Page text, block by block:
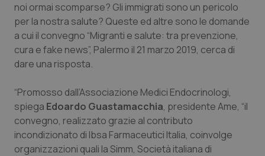
Lombardia
Marche
Piemonte
Provincia Autonoma di Bolzano
Dolore
Donna & Salute
HIV
Infezioni & Febbre
noi ormai scomparse? Gli immigrati sono un pericolo
per la nostra salute? Queste ed altre sono le domande
a cui il convegno “Migranti e salute: tra prevenzione,
cura e fake news”, Palermo il 21 marzo 2019, cerca di
dare una risposta.
“Promosso dall’Associazione Medici Endocrinologi,
spiega Edoardo Guastamacchia, presidente Ame, “il
convegno, realizzato grazie al contributo
incondizionato di Ibsa Farmaceutici Italia, coinvolge
organizzazioni quali la Simm, Società italiana di